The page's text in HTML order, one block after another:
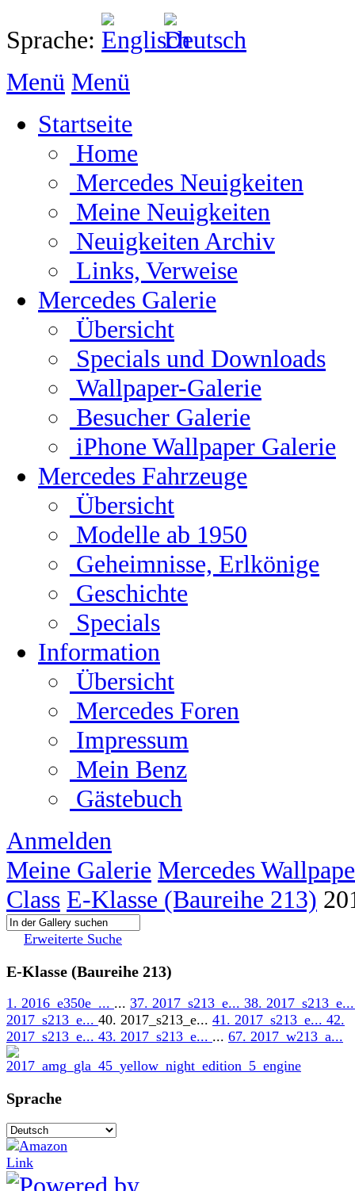
Sprache:
Menü Menü
Startseite
Home
Mercedes Neuigkeiten
Meine Neuigkeiten
Neuigkeiten Archiv
Links, Verweise
Mercedes Galerie
Übersicht
Specials und Downloads
Wallpaper-Galerie
Besucher Galerie
iPhone Wallpaper Galerie
Mercedes Fahrzeuge
Übersicht
Modelle ab 1950
Geheimnisse, Erlkönige
Geschichte
Specials
Information
Übersicht
Mercedes Foren
Impressum
Mein Benz
Gästebuch
Anmelden
Meine Galerie Mercedes
Class E-Klasse (Baureihe 213)
Erweiterte Suche
E-Klasse (Baureihe 213)
1. 2016_e350e_... ... 37. 2017_s213_e... 38.
2017_s213_e... 40. 2017_s213_e... 41. 2017_s213_e... 42.
2017_s213_e... 43. 2017_s213_e... ... 67. 2017_w213_a...
Sprache